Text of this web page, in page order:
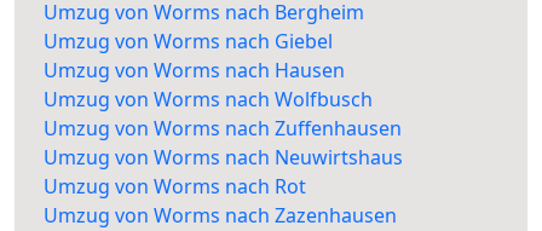
Umzug von Worms nach Bergheim
Umzug von Worms nach Giebel
Umzug von Worms nach Hausen
Umzug von Worms nach Wolfbusch
Umzug von Worms nach Zuffenhausen
Umzug von Worms nach Neuwirtshaus
Umzug von Worms nach Rot
Umzug von Worms nach Zazenhausen